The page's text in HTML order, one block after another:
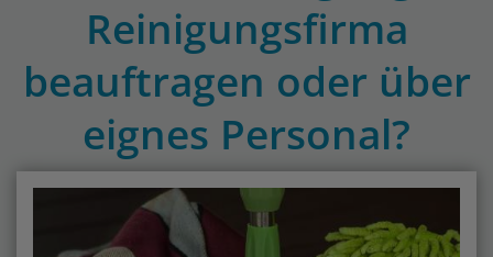
Reinigungsfirma
beauftragen oder über
eignes Personal?